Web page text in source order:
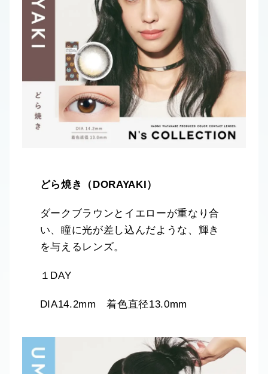
どら焼き（DORAYAKI）
ダークブラウンとイエローが重なり合
い、瞳に光が差し込んだような、輝き
を与えるレンズ。
１DAY
DIA14.2mm 着色直径13.0mm